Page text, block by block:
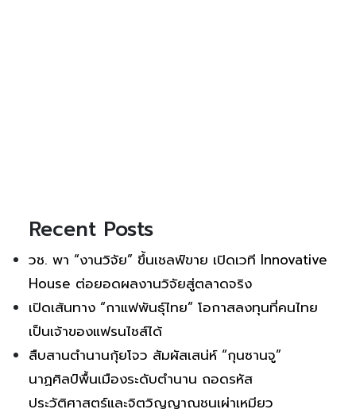
Recent Posts
วช. พา “งานวิจัย” ขึ้นเชลฟ์ขาย เปิดเวที Innovative
House ต่อยอดผลงานวิจัยสู่ตลาดจริง
เปิดเส้นทาง “กาแฟพันธุ์ไทย” โอกาสลงทุนที่คนไทย
เป็นเจ้าของแฟรนไชส์ได้
สืบสานตำนานกุ้ยโจว สัมผัสเสน่ห์ “กุนซานจู”
นาฏศิลป์พื้นเมืองระดับตำนาน ถอดรหัส
ประวัติศาสตร์และจิตวิญญาณชนเผ่าเหมียว